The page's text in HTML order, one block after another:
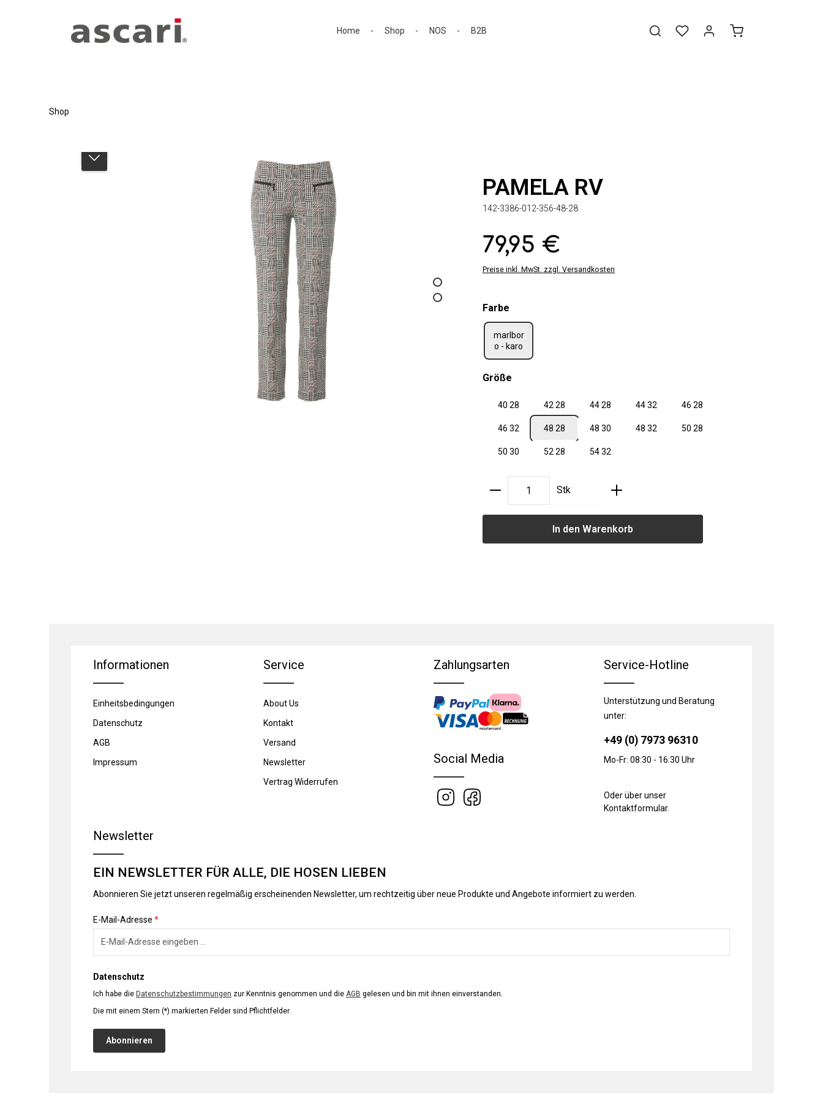
Home
Shop NOS B2B
Shop
PAMELA RV
142-3386-012-356-48-28
Regulärer Preis:
79,95 €
Preise inkl. MwSt. zzgl. Versandkosten
Farbe
marlbor
o - karo
Größe
40 28 42 28 44 28 44 32 46 28
46 32 48 28 48 30 48 32 50 28
50 30 52 28 54 32
Produkt Anzahl: Gib den gewünschten Wert ein
Stk
In den Warenkorb
Informationen
Einheitsbedingungen
Datenschutz
AGB
Impressum
Service
About Us
Kontakt
Versand
Newsletter
Vertrag Widerrufen
Zahlungsarten
Social Media
Service-Hotline
Unterstützung und Beratung
unter:
+49 (0) 7973 96310
Mo-Fr: 08:30 - 16:30 Uhr
Oder über unser
Kontaktformular.
Newsletter
EIN NEWSLETTER FÜR ALLE, DIE HOSEN LIEBEN
Abonnieren Sie jetzt unseren regelmäßig erscheinenden Newsletter, um rechtzeitig über neue Produkte und Angebote informiert zu werden.
E-Mail-Adresse *
Datenschutz
Ich habe die Datenschutzbestimmungen zur Kenntnis genommen und die AGB gelesen und bin mit ihnen einverstanden.
Die mit einem Stern (*) markierten Felder sind Pflichtfelder.
Abonnieren